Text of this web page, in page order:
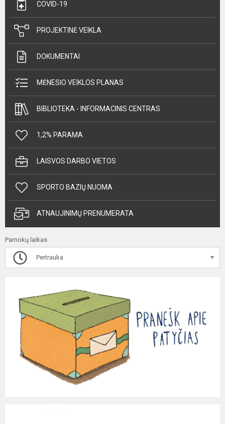
COVID-19
PROJEKTINĖ VEIKLA
DOKUMENTAI
MĖNESIO VEIKLOS PLANAS
BIBLIOTEKA - INFORMACINIS CENTRAS
1,2% PARAMA
LAISVOS DARBO VIETOS
SPORTO BAZIŲ NUOMA
ATNAUJINIMŲ PRENUMERATA
Pamokų laikas
Pertrauka